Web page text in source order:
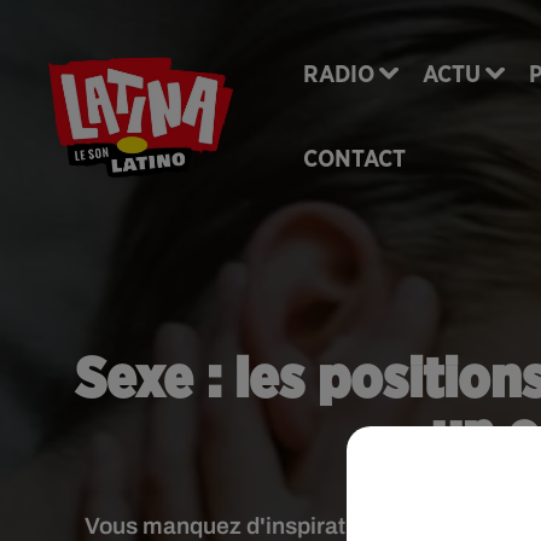
RADIO ACTU
CONTACT
Sexe : les
un
Vous manquez d'inspiration pour pimenter